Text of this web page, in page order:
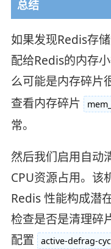
总结
如果发现Redis存
配给Redis的内存
么可能是内存碎片
查看内存碎片
常。
然后我们启用自动
CPU资源占用。该
Redis 性能构成潜
检查是否是清理碎
配置
active-defrag-